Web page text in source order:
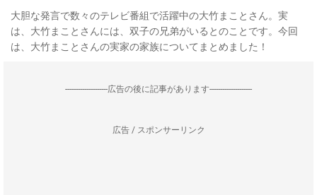
大胆な発言で数々のテレビ番組で活躍中の大竹まことさん。実
は、大竹まことさんには、双子の兄弟がいるとのことです。今回
は、大竹まことさんの実家の家族についてまとめました！
--------------------広告の後に記事があります--------------------
広告 / スポンサーリンク